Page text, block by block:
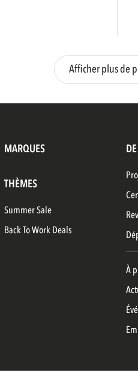
Afficher plus de
MARQUES
THÈMES
Summer Sale
Back To Work Deals